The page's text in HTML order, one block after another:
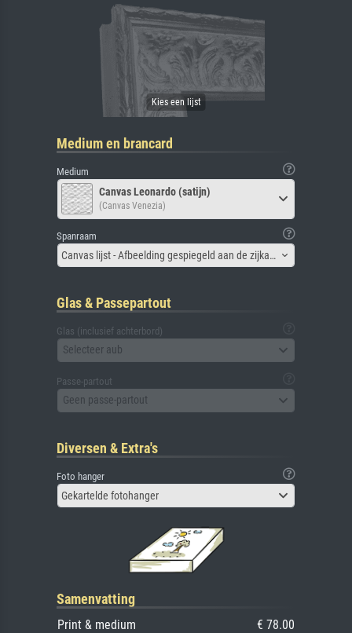
Medium en brancard
Medium
Canvas Leonardo (satijn)
(Canvas Venezia)
Spanraam
Canvas lijst - Afbeelding gespiegeld aan de zijkant
Glas & Passepartout
Glas (inclusief achterbord)
Selecteer aub
Passe-partout
Geen passe-partout
Diversen & Extra's
Foto hanger
Gekartelde fotohanger
Samenvatting
Print & medium
€ 78.00